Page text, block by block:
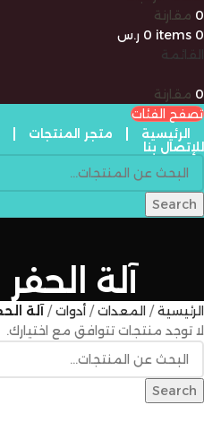
0 مقارنة
0
items
0 ر.س
القائمة
0 مقارنة
تصفح الفئات
الرئيسية
متجر المنتجات
للإتصال بنا
Search
آلة
الرئيسية المعدات أدوات
آلة
لا توجد منتجات تتوافق مع اختيارك.
Search